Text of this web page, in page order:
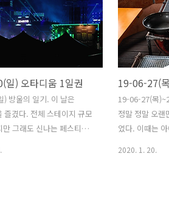
일) 오타디움 1일권
방울의 일기. 이 날은
겼다. 전체 스테이지 규모
그래도 신나는 페스티벌~
19-06-27(목
정말 정말 오랜
였다. 이때는
2020. 1. 20.